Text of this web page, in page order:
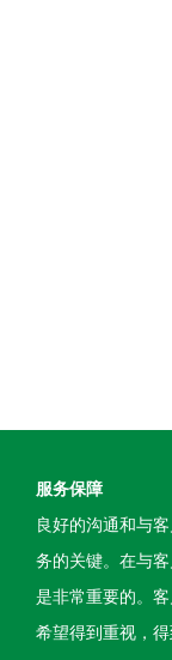
服务保障
良好的沟通和与
务的关键。在与
是非常重要的。
希望得到重视，得